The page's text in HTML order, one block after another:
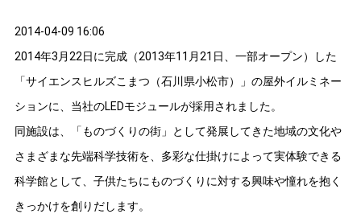
2014-04-09 16:06
2014年3月22日に完成（2013年11月21日、一部オープン）した
「サイエンスヒルズこまつ（石川県小松市）」の屋外イルミネー
ションに、当社のLEDモジュールが採用されました。
同施設は、「ものづくりの街」として発展してきた地域の文化や
さまざまな先端科学技術を、多彩な仕掛けによって実体験できる
科学館として、子供たちにものづくりに対する興味や憧れを抱く
きっかけを創りだします。